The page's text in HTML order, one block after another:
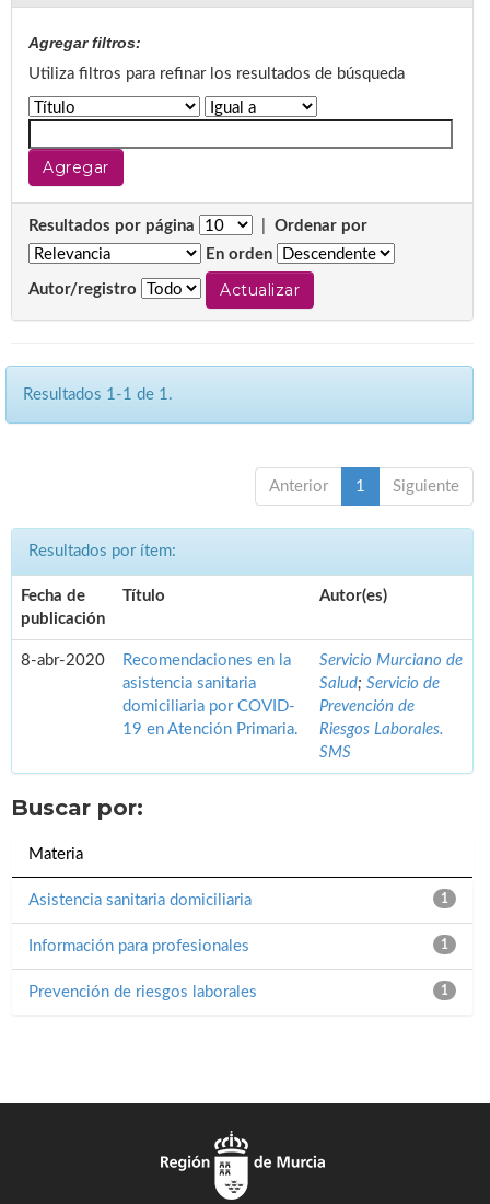
Agregar filtros:
Utiliza filtros para refinar los resultados de búsqueda
Resultados por página
Ordenar por
En orden
Autor/registro
Resultados 1-1 de 1.
Anterior 1 Siguiente
Resultados por ítem:
Fecha de
publicación
Título Autor(es)
8-abr-2020
Recomendaciones en la
asistencia sanitaria
domiciliaria por COVID-
19 en Atención Primaria.
Servicio Murciano de
Salud; Servicio de
Prevención de
Riesgos Laborales.
SMS
Buscar por:
Materia
1
Asistencia sanitaria domiciliaria
1
Información para profesionales
1
Prevención de riesgos laborales